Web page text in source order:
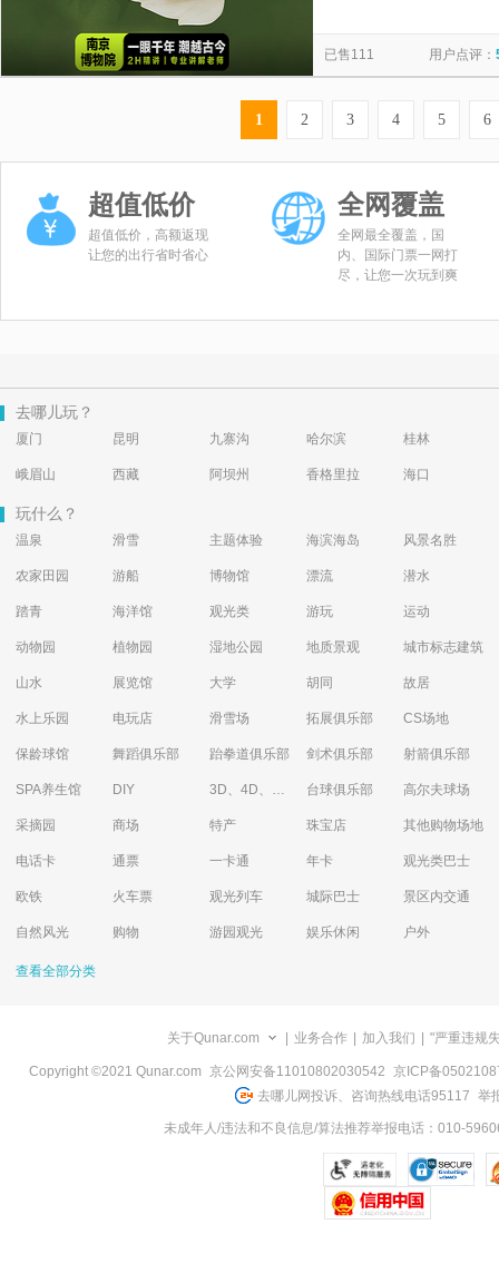
已售111 用户点评：
1 2 3 4 5 6
超值低价
超值低价，高额返现
让您的出行省时省心
全网覆盖
全网最全覆盖，国
内、国际门票一网打
尽，让您一次玩到爽
去哪儿玩？
厦门 昆明 九寨沟 哈尔滨 桂林
峨眉山 西藏 阿坝州 香格里拉 海口
玩什么？
温泉 滑雪 主题体验 海滨海岛 风景名胜
农家田园 游船 博物馆 漂流 潜水
踏青 海洋馆 观光类 游玩 运动
动物园 植物园 湿地公园 地质景观 城市标志建筑
山水 展览馆 大学 胡同 故居
水上乐园 电玩店 滑雪场 拓展俱乐部 CS场地
保龄球馆 舞蹈俱乐部 跆拳道俱乐部 剑术俱乐部 射箭俱乐部
SPA养生馆 DIY 3D、4D、5D艺术体验馆 台球俱乐部 高尔夫球场
采摘园 商场 特产 珠宝店 其他购物场地
电话卡 通票 一卡通 年卡 观光类巴士
欧铁 火车票 观光列车 城际巴士 景区内交通
自然风光 购物 游园观光 娱乐休闲 户外
查看全部分类
关于Qunar.com 业务合作 加入我们 "严重违规
Copyright ©2021 Qunar.com 京公网安备11010802030542 京ICP备
去哪儿网投诉、咨询热线电话95117 举
未成年人/违法和不良信息/算法推荐举报电话：010-